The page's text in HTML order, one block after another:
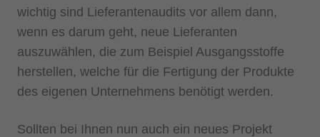
wichtig sind Lieferantenaudits vor allem dann,
wenn es darum geht, neue Lieferanten
auszuwählen, die zum Beispiel Ausgangsstoffe
herstellen, welche für die Fertigung der Produkte
des eigenen Unternehmens benötigt werden.
Sollten bei Ihnen nun auch ein neues Projekt